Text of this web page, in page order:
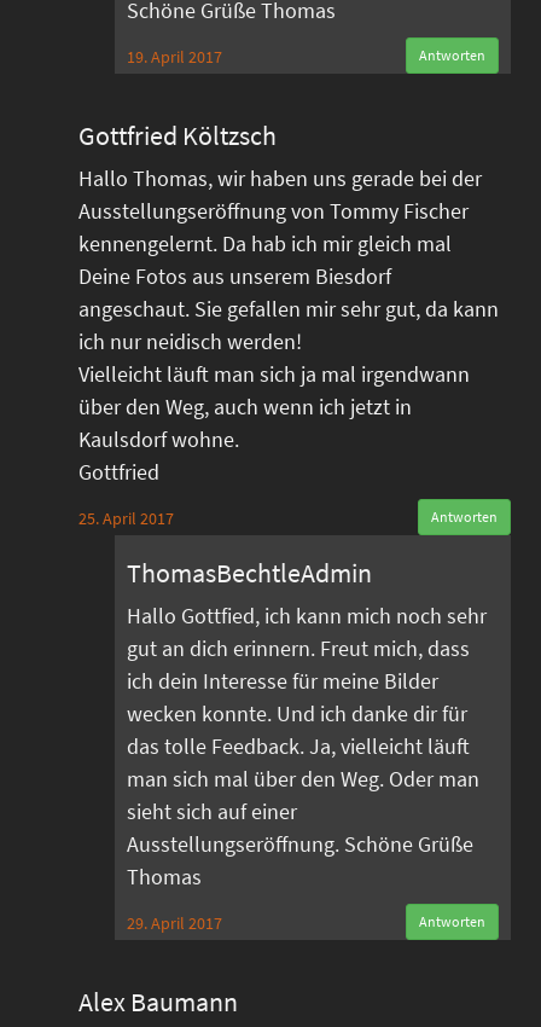
Schöne Grüße Thomas
19. April 2017 Antworten
Gottfried Költzsch
Hallo Thomas, wir haben uns gerade bei der
Ausstellungseröffnung von Tommy Fischer
kennengelernt. Da hab ich mir gleich mal
Deine Fotos aus unserem Biesdorf
angeschaut. Sie gefallen mir sehr gut, da kann
ich nur neidisch werden!
Vielleicht läuft man sich ja mal irgendwann
über den Weg, auch wenn ich jetzt in
Kaulsdorf wohne.
Gottfried
25. April 2017 Antworten
ThomasBechtleAdmin
Hallo Gottfied, ich kann mich noch sehr
gut an dich erinnern. Freut mich, dass
ich dein Interesse für meine Bilder
wecken konnte. Und ich danke dir für
das tolle Feedback. Ja, vielleicht läuft
man sich mal über den Weg. Oder man
sieht sich auf einer
Ausstellungseröffnung. Schöne Grüße
Thomas
29. April 2017 Antworten
Alex Baumann